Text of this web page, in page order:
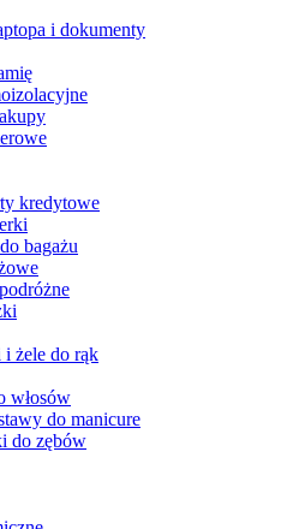
i dokumenty
kredytowe
bagażu
i żele do rąk
włosów
do manicure
do zębów